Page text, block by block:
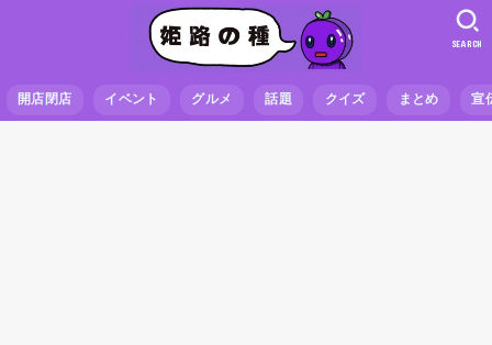
開店閉店 イベント グルメ 話題 クイズ まとめ 宣
SEARCH